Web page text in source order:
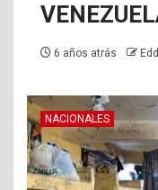
6 años atrás
NACIONALES